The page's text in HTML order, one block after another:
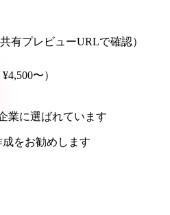
有プレビューURLで確認）
〜）
業に選ばれています
をお勧めします